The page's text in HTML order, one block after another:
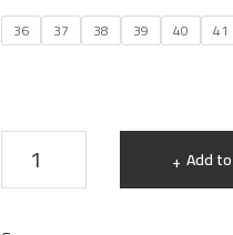
36 37 38 39 40 41
Mocassins
à
Add